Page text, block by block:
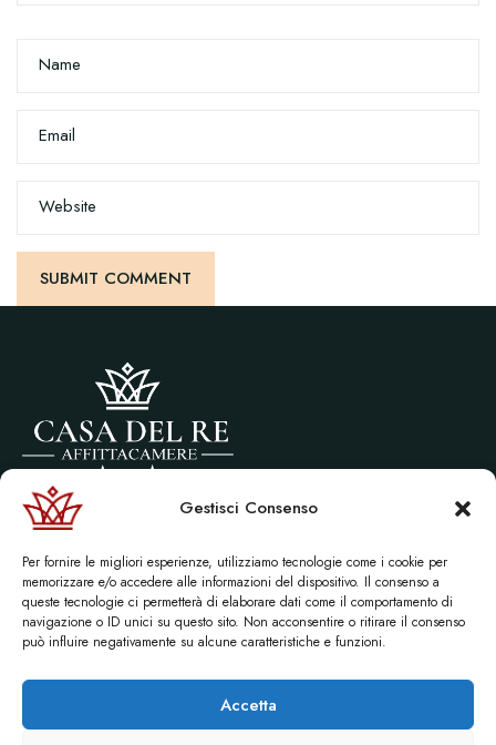
Gestisci Consenso
Per fornire le migliori esperienze, utilizziamo tecnologie come i cookie per
memorizzare e/o accedere alle informazioni del dispositivo. Il consenso a
queste tecnologie ci permetterà di elaborare dati come il comportamento di
navigazione o ID unici su questo sito. Non acconsentire o ritirare il consenso
può influire negativamente su alcune caratteristiche e funzioni.
Accetta
Name
Email
Website
Via littorio, 10 Castel di Tusa (ME)
© 2026 Affittacamere “Casa del re” | Sito creato da:Maurizio Alfieri